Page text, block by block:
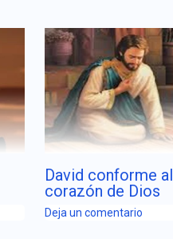
David conforme al
corazón de Dios
Deja un comentario